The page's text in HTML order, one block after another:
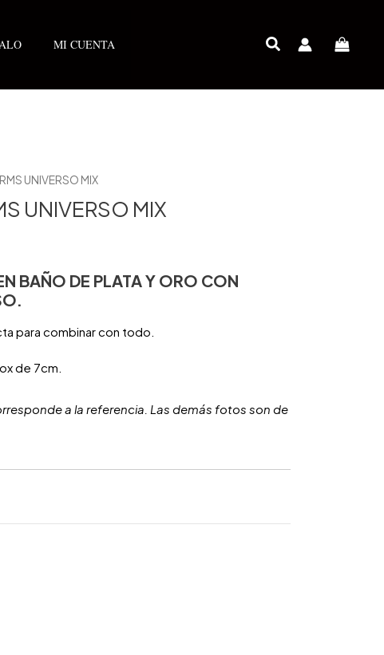
MI CUENTA
UNIVERSO MIX
UNIVERSO MIX
BAÑO DE PLATA Y ORO CON
para combinar con todo.
de 7cm.
a la referencia. Las demás fotos son de